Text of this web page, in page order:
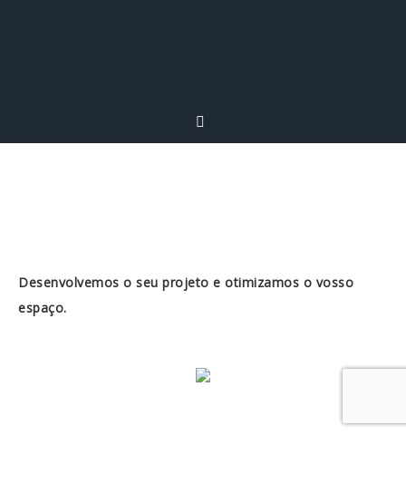
Desenvolvemos o seu projeto e otimizamos o vosso
espaço.